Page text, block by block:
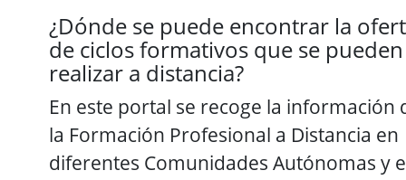
¿Dónde se puede encontrar la
de ciclos formativos que se pueden
realizar a distancia?
En este portal se recoge la información
la Formación Profesional a Distancia en
diferentes Comunidades Autónomas y